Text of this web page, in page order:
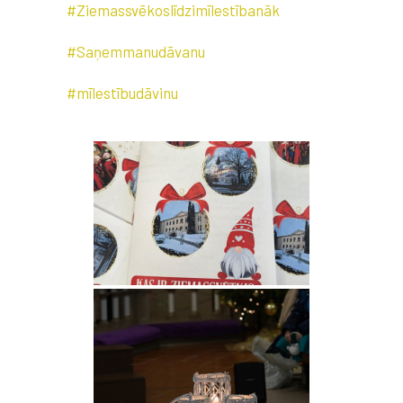
#Ziemassvēkoslīdzimīlestībanāk
#Saņemmanudāvanu
#mīlestībudāvinu